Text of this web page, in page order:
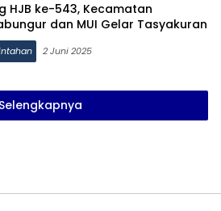
HJB ke-543, Kecamatan
dan MUI Gelar Tasyakuran
2 Juni 2025
Selengkapnya